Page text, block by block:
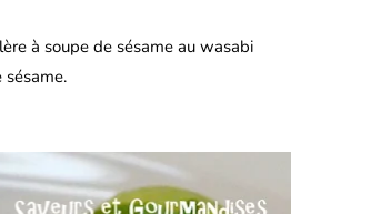
à soupe de sésame au wasabi